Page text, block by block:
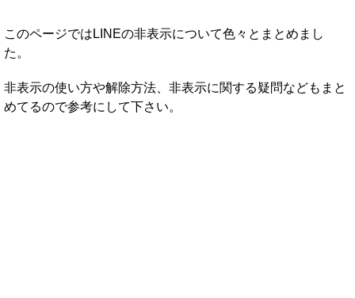
このページではLINEの非表示について色々とまとめまし
た。
非表示の使い方や解除方法、非表示に関する疑問などもまと
めてるので参考にして下さい。